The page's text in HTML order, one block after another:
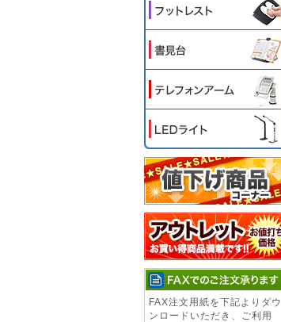
FAX注文用紙を下記よりダウ
ンロードいただき、ご利用